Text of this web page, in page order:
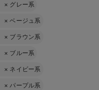
× グレー系
×ベージュ系
× ブラウン系
× ブルー系
× ネイビー系
×パープル系